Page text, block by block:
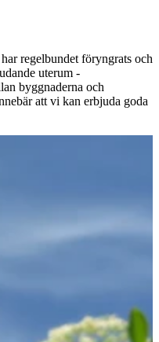
regelbundet föryngrats och
uterum -
byggnaderna och
att vi kan erbjuda goda